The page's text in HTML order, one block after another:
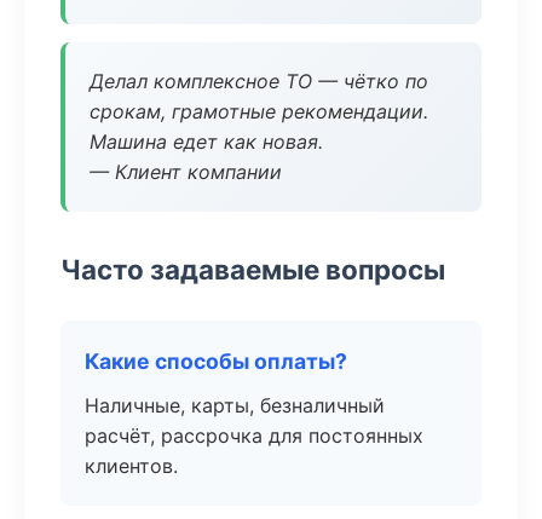
Делал комплексное ТО — чётко по
срокам, грамотные рекомендации.
Машина едет как новая.
— Клиент компании
Часто задаваемые вопросы
Какие способы оплаты?
Наличные, карты, безналичный
расчёт, рассрочка для постоянных
клиентов.